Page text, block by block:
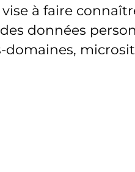
à faire
données
domaines,